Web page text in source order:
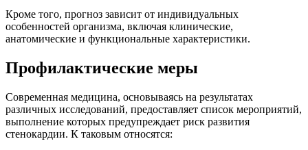
Кроме того, прогноз зависит от индивидуальных
особенностей организма, включая клинические,
анатомические и функциональные характеристики.
Профилактические меры
Современная медицина, основываясь на результатах
различных исследований, предоставляет список мероприятий,
выполнение которых предупреждает риск развития
стенокардии. К таковым относятся: